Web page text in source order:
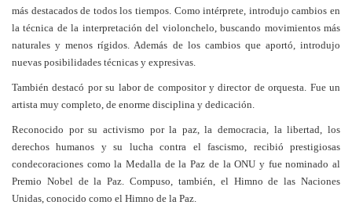
más destacados de todos los tiempos. Como intérprete, introdujo cambios en
la técnica de la interpretación del violonchelo, buscando movimientos más
naturales y menos rígidos. Además de los cambios que aportó, introdujo
nuevas posibilidades técnicas y expresivas.
También destacó por su labor de compositor y director de orquesta. Fue un
artista muy completo, de enorme disciplina y dedicación.
Reconocido por su activismo por la paz, la democracia, la libertad, los
derechos humanos y su lucha contra el fascismo, recibió prestigiosas
condecoraciones como la Medalla de la Paz de la ONU y fue nominado al
Premio Nobel de la Paz. Compuso, también, el Himno de las Naciones
Unidas, conocido como el Himno de la Paz.